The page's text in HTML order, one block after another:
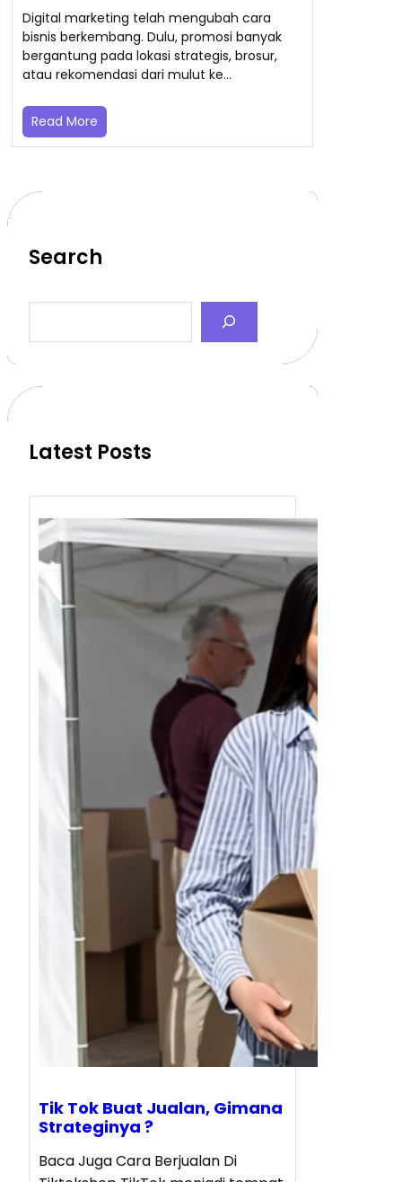
Digital marketing telah mengubah cara
bisnis berkembang. Dulu, promosi banyak
bergantung pada lokasi strategis, brosur,
atau rekomendasi dari mulut ke…
Read More
Search
a
c
Latest Posts
Tik Tok Buat Jualan, Gimana
Strateginya ?
Baca Juga Cara Berjualan Di